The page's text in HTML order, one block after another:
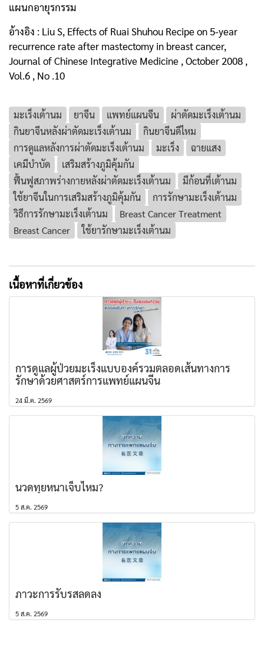
แผนกอายุรกรรม
อ้างอิง : Liu S, Effects of Ruai Shuhou Recipe on 5-year
recurrence rate after mastectomy in breast cancer,
Journal of Chinese Integrative Medicine , October 2008 ,
Vol.6 , No .10
มะเร็งเต้านม ยาจีน แพทย์แผนจีน
ผ่าตัดมะเร็งเต้านม
กินยาจีนหลังผ่าตัดมะเร็งเต้านม
กินยาจีนดีไหม
การดูแลหลังการผ่าตัดมะเร็งเต้านม
มะเร็ง
ฉายแสง
เคมีบำบัด
เสริมสร้างภูมิคุ้มกัน
ฟื้นฟูสภาพร่างกายหลังผ่าตัดมะเร็งเต้านม
มีก้อนที่เต้านม
ใช้ยาจีนในการเสริมสร้างภูมิคุ้มกัน
การรักษามะเร็งเต้านม
วิธีการรักษามะเร็งเต้านม
Breast Cancer Treatment
Breast Cancer
ใช้ยารักษามะเร็งเต้านม
เนื้อหาที่เกี่ยวข้อง
การดูแลผู้ป่วยมะเร็งแบบองค์รวมตลอดเส้นทางการ
รักษาด้วยศาสตร์การแพทย์แผนจีน
24 มี.ค. 2569
นวดทุยหนาเจ็บไหม?
5 ส.ค. 2569
ภาวะการรับรสลดลง
5 ส.ค. 2569